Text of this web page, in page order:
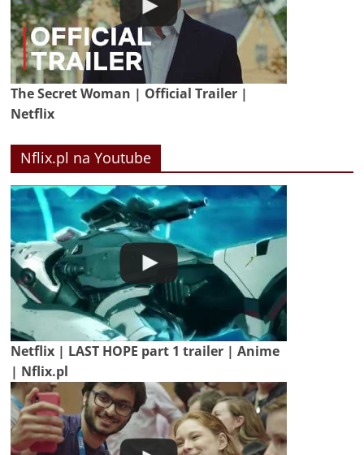
The Secret Woman | Official Trailer |
Netflix
Nflix.pl na Youtube
Netflix | LAST HOPE part 1 trailer | Anime
| Nflix.pl